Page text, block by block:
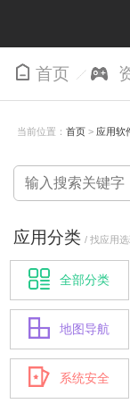
首页
当前位置： 首页> 应用软
应用分类 / 找应用
全部分类
地图导航
系统安全